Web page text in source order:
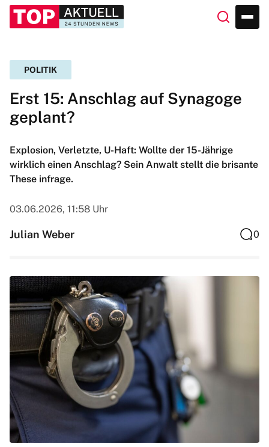
POLITIK
Erst 15: Anschlag auf Synagoge
geplant?
Explosion, Verletzte, U-Haft: Wollte der 15-Jährige
wirklich einen Anschlag? Sein Anwalt stellt die brisante
These infrage.
03.06.2026, 11:58 Uhr
Julian Weber 0